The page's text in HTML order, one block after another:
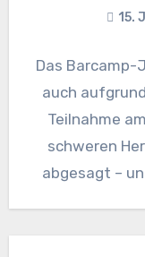
15.
Das Barcamp-
auch
Teilnahme
schweren
abgesagt –